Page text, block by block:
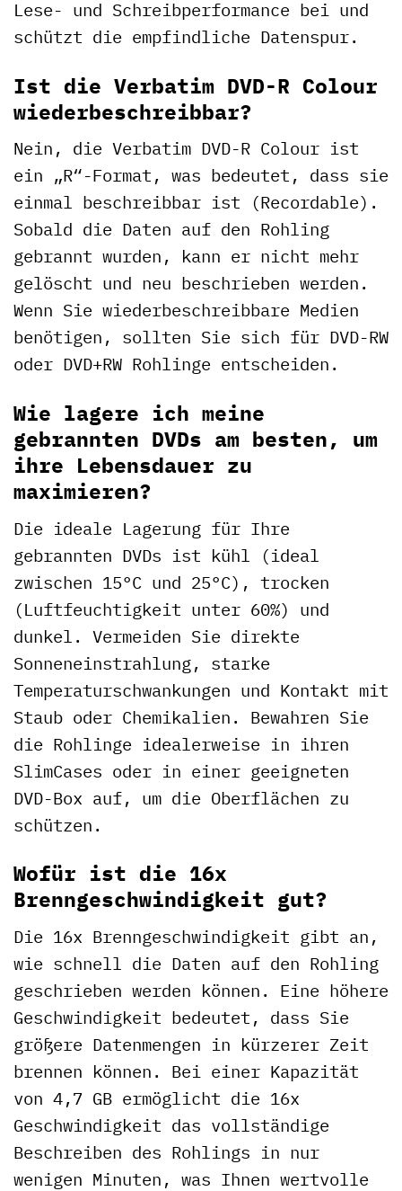
Lese- und Schreibperformance bei und
schützt die empfindliche Datenspur.
Ist die Verbatim DVD-R Colour
wiederbeschreibbar?
Nein, die Verbatim DVD-R Colour ist
ein „R“-Format, was bedeutet, dass sie
einmal beschreibbar ist (Recordable).
Sobald die Daten auf den Rohling
gebrannt wurden, kann er nicht mehr
gelöscht und neu beschrieben werden.
Wenn Sie wiederbeschreibbare Medien
benötigen, sollten Sie sich für DVD-RW
oder DVD+RW Rohlinge entscheiden.
Wie lagere ich meine
gebrannten DVDs am besten, um
ihre Lebensdauer zu
maximieren?
Die ideale Lagerung für Ihre
gebrannten DVDs ist kühl (ideal
zwischen 15°C und 25°C), trocken
(Luftfeuchtigkeit unter 60%) und
dunkel. Vermeiden Sie direkte
Sonneneinstrahlung, starke
Temperaturschwankungen und Kontakt mit
Staub oder Chemikalien. Bewahren Sie
die Rohlinge idealerweise in ihren
SlimCases oder in einer geeigneten
DVD-Box auf, um die Oberflächen zu
schützen.
Wofür ist die 16x
Brenngeschwindigkeit gut?
Die 16x Brenngeschwindigkeit gibt an,
wie schnell die Daten auf den Rohling
geschrieben werden können. Eine höhere
Geschwindigkeit bedeutet, dass Sie
größere Datenmengen in kürzerer Zeit
brennen können. Bei einer Kapazität
von 4,7 GB ermöglicht die 16x
Geschwindigkeit das vollständige
Beschreiben des Rohlings in nur
wenigen Minuten, was Ihnen wertvolle